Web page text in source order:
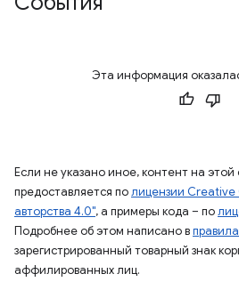
Эта информация
Если не указано иное, контент на этой
предоставляется полицензии Creative
авторства 4.0", а примеры кода – по
Подробнее об этом написано в
зарегистрированный товарный знак
аффилированных лиц.